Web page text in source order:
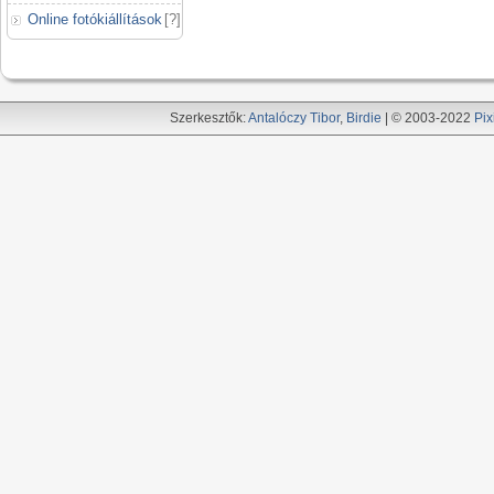
Online fotókiállítások [?]
Szerkesztők:Antalóczy Tibor, Birdie | © 2003-2022